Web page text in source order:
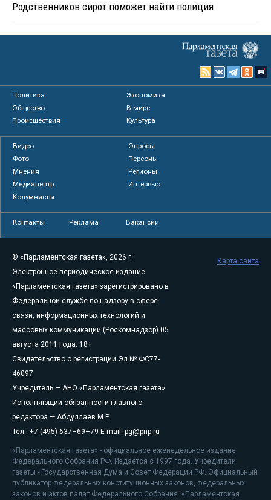
Родственников сирот поможет найти полиция
Политика
Экономика
Общество
В мире
Происшествия
Культура
Видео
Опросы
Фото
Персоны
Мнения
Регионы
Медиацентр
Интервью
Колумнисты
Контакты Реклама Вакансии
© «Парламентская газета», 2026 г.
Электронное периодическое издание
«Парламентская газета» зарегистрировано в
Федеральной службе по надзору в сфере
связи, информационных технологий и
массовых коммуникаций (Роскомнадзор) 05
августа 2011 года. 18+
Свидетельство о регистрации Эл № ФС77-
46097
Учредитель — АНО «Парламентская газета»
Исполняющий обязанности главного
редактора — Абдуллаев М.Р.
Тел.: +7 (495) 637–69–79 E-mail: pg@pnp.ru
«Парламентская газета» - официальное еженедельное издание
Федерального Собрания РФ. Издается с 1997 года. Учредители
газеты - Государственная Дума и Совет Федерации РФ. Официальный
публикатор федеральных конституционных законов, федеральных
законов и актов палат Федерального Собрания. «Парламентская
Карта сайта